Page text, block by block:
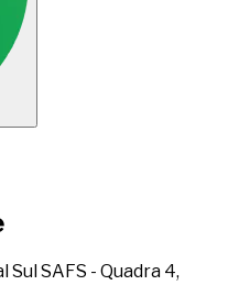
SAFS - Quadra 4,